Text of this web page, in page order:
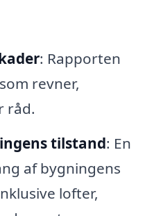
: Rapporten
revner,
råd.
tilstand: En
af bygningens
lofter,